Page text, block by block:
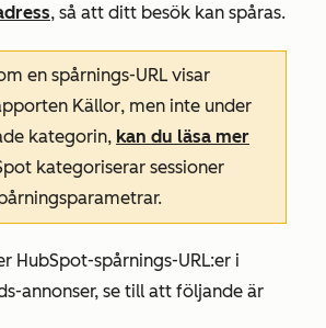
, så att ditt besök kan spåras.
en spårnings-URL visar
Källor, men inte under
kategorin, kan du läsa mer
kategoriserar sessioner
HubSpot-spårnings-URL:er i
annonser, se till att följande är